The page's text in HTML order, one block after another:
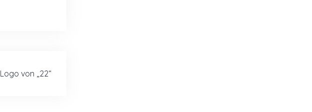
Logo von „22“